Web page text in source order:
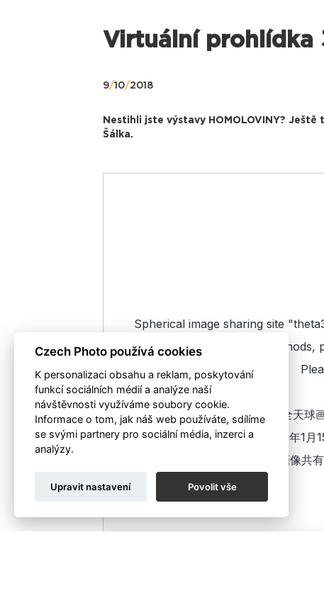
Virtuální prohlídka
9/10/2018
Nestihli jste výstavy HOMOLOVINY?
Šálka.
Czech Photo používá cookies
K personalizaci obsahu a reklam, poskytování
funkcí sociálních médií a analýze naší
návštěvnosti využíváme soubory cookie.
Informace o tom, jak náš web používáte, sdílíme
se svými partnery pro sociální média, inzerci a
analýzy.
Upravit nastavení Povolit vše